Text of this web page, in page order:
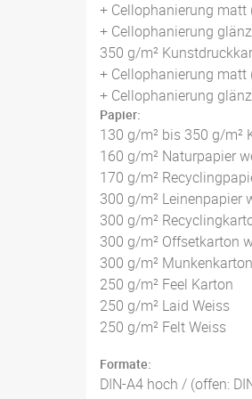
+ Cellophanierung
+ Cellophanierung
350 g/m²
+ Cellophanierung
+ Cellophanierung
Papier:
130 g/m² bis 350 g/m²
160 g/m² Naturpapier
170 g/m²
300 g/m² Leinenpapier
300 g/m²
300 g/m² Offsetkarton
300 g/m² Munkenkarton
250 g/m² Feel Karton
250 g/m² Laid Weiss
250 g/m² Felt Weiss
Formate:
DIN-A4 hoch / (offen: